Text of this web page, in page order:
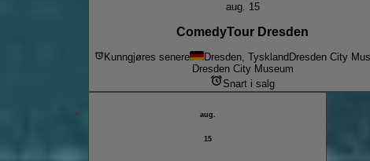
aug. 15
ComedyTour Dresden
Kunngjøres senere Dresden, Tyskland Dresden City
Dresden City Museum
Snart i salg
aug.
15